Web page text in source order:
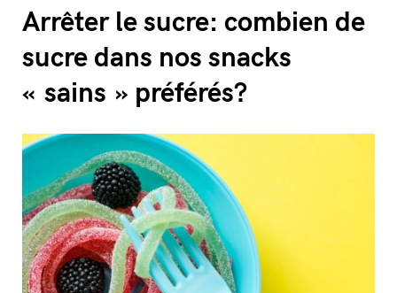
a
Arrêter le sucre: combien de
sucre dans nos snacks
« sains » préférés?